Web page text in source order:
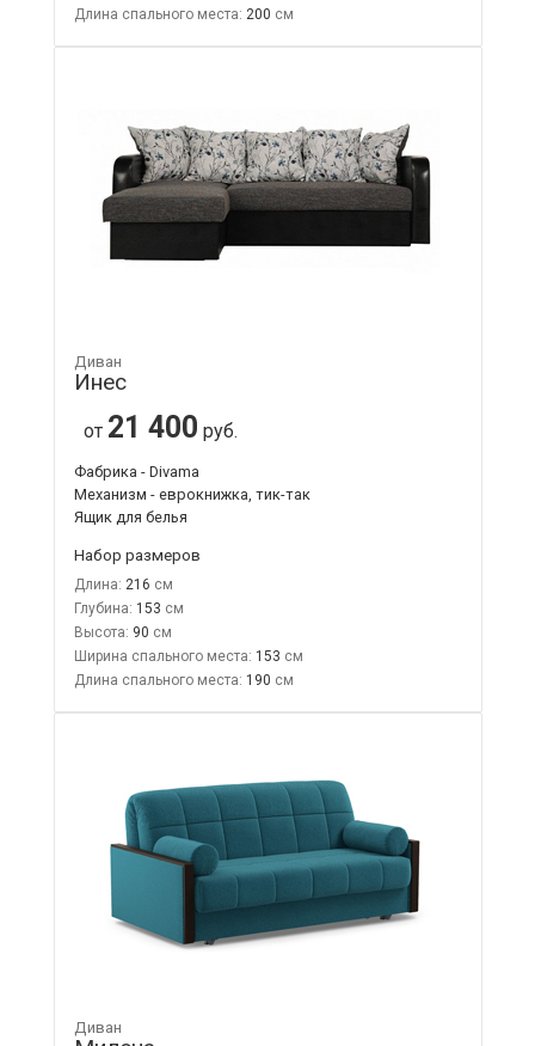
Длина спального места: 200
Диван
Инес
от 21 400 руб.
Фабрика - Divama
Механизм - еврокнижка, тик-так
Ящик для белья
Набор размеров
Длина: 216
Глубина: 153
Высота: 90
Ширина спального места: 153
Длина спального места: 190
Диван